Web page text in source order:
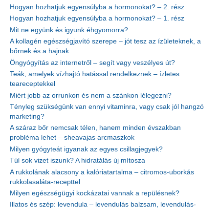
Hogyan hozhatjuk egyensúlyba a hormonokat? – 2. rész
Hogyan hozhatjuk egyensúlyba a hormonokat? – 1. rész
Mit ne együnk és igyunk éhgyomorra?
A kollagén egészségjavító szerepe – jót tesz az ízületeknek, a
bőrnek és a hajnak
Öngyógyítás az internetről – segít vagy veszélyes út?
Teák, amelyek vízhajtó hatással rendelkeznek – ízletes
teareceptekkel
Miért jobb az orrunkon és nem a szánkon lélegezni?
Tényleg szükségünk van ennyi vitaminra, vagy csak jól hangzó
marketing?
A száraz bőr nemcsak télen, hanem minden évszakban
probléma lehet – sheavajas arcmaszkok
Milyen gyógyteát igyanak az egyes csillagjegyek?
Túl sok vizet iszunk? A hidratálás új mítosza
A rukkolának alacsony a kalóriatartalma – citromos-uborkás
rukkolasaláta-recepttel
Milyen egészségügyi kockázatai vannak a repülésnek?
Illatos és szép: levendula – levendulás balzsam, levendulás-